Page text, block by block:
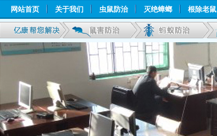
网站首页 关于我们 虫鼠防治 灭绝蟑螂 根除老鼠